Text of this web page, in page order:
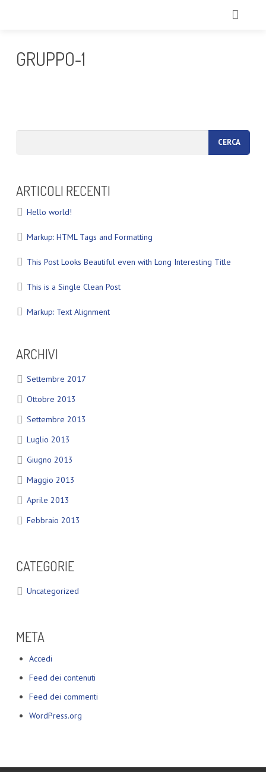
ECCELLENZE
IL NOSTRO TEAM
GALLERY
CONTATTI
GRUPPO-1
ARTICOLI RECENTI
Hello world!
Markup: HTML Tags and Formatting
This Post Looks Beautiful even with Long Interesting Title
This is a Single Clean Post
Markup: Text Alignment
ARCHIVI
Settembre 2017
Ottobre 2013
Settembre 2013
Luglio 2013
Giugno 2013
Maggio 2013
Aprile 2013
Febbraio 2013
CATEGORIE
Uncategorized
META
Accedi
Feed dei contenuti
Feed dei commenti
WordPress.org